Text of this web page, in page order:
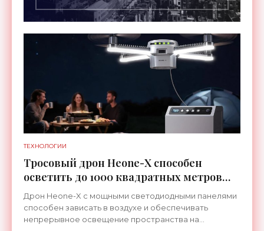
ТЕХНОЛОГИИ
Тросовый дрон Heone-X способен
осветить до 1000 квадратных метров
земли - «Беспилотники»
Дрон Heone-X с мощными светодиодными панелями
способен зависать в воздухе и обеспечивать
непрерывное освещение пространства на